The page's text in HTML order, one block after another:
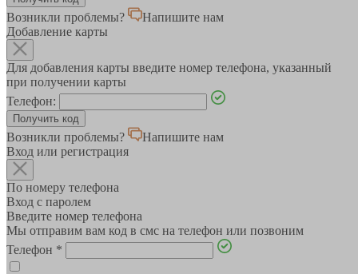
Возникли проблемы?
Напишите нам
Добавление карты
Для добавления карты введите номер телефона, указанный
при получении карты
Телефон:
Возникли проблемы?
Напишите нам
Вход или регистрация
По номеру телефона
Вход с паролем
Введите номер телефона
Мы отправим вам код в смс на телефон или позвоним
Телефон *